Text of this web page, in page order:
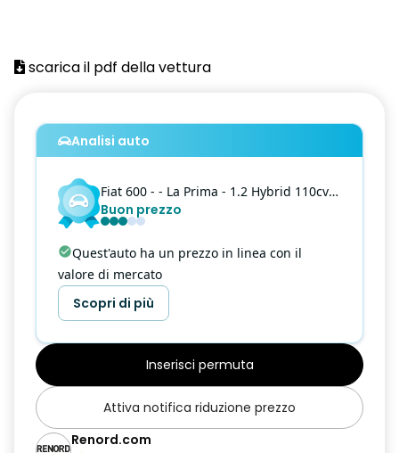
Autonomous driving Level 2
Calotte specchi nere opache
Cerchi in lega diamantati da 18" con pneumatici 215/55 R18
Chiamata d'emergenza
Clima Automatico Monozona
Cluster digitale TFT 7.0" a colori
Color therapy, illuminazione ambiente interno con colore
configurabile
Connectivity Box
Cruise Control Adattativo con funzione Stop & Go
Dettagli carrozzeria cromati
scarica il pdf della vettura
Analisi auto
Fiat 600 - - La Prima - 1.2 Hybrid 110cv La Prima eDCT
Buon prezzo
Quest'auto ha un prezzo in linea con il
valore di mercato
Scopri di più
Inserisci permuta
Attiva notifica riduzione prezzo
Renord.com